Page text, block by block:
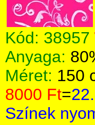
Kód: 38957
Anyaga:
Méret: 150
8000 Ft=
Színek